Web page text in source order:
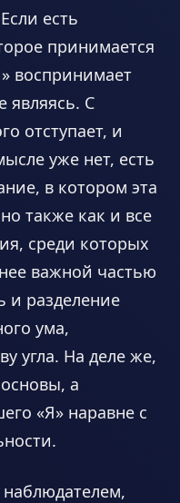
есть
принимается
воспринимает
являясь. С
отступает, и
уже нет, есть
в котором эта
также как и все
среди которых
важной частью
и разделение
ума,
угла. На деле же,
а
«Я» наравне с